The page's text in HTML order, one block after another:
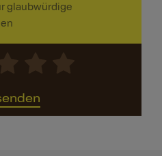
glaubwürdige